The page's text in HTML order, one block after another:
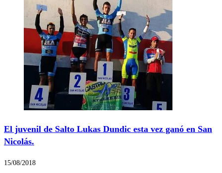
El juvenil de Salto Lukas Dundic esta vez ganó en San
Nicolás.
15/08/2018